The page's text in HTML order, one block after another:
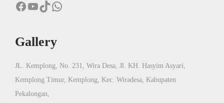
Facebook YouTube TikTok WhatsApp
Gallery
JL. Kemplong, No. 231, Wira Desa, Jl. KH. Hasyim Asyari,
Kemplong Timur, Kemplong, Kec. Wiradesa, Kabupaten
Pekalongan,